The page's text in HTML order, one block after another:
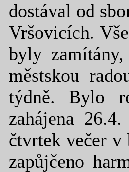
dostával od
Vršovicích.
byly
městskou
týdně. Bylo
zahájena
čtvrtek večer v
zapůjčeno